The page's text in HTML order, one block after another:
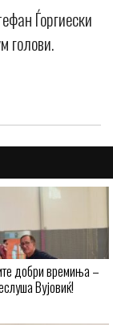
Ѓоргиески
голови.
добри времиња –
Вујовиќ!